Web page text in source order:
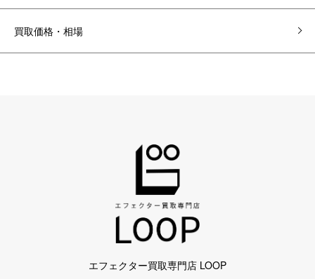
買取価格・相場
エフェクター買取専門店 LOOP